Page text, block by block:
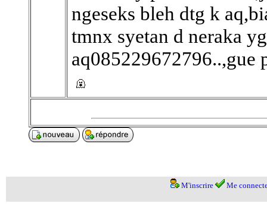
ngeseks bleh dtg k
tmnx syetan d neraka
aq085229672796..,gue
M'inscrire Me